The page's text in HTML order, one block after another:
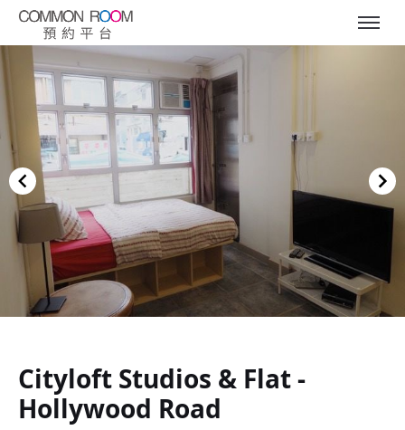
Cityloft Studios & Flat -
Hollywood Road